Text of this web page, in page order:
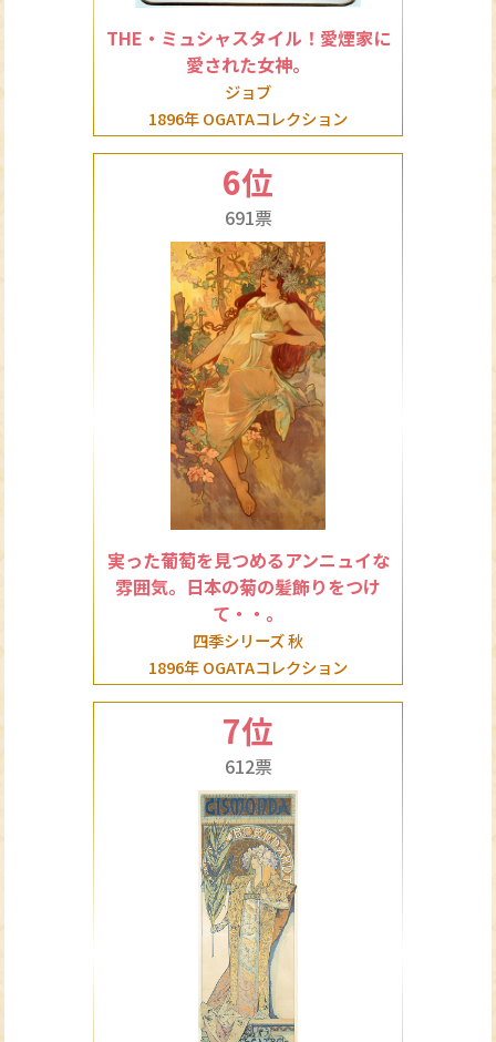
THE・ミュシャスタイル！愛煙家に
愛された女神。
ジョブ
1896年 OGATAコレクション
6位
691票
実った葡萄を見つめるアンニュイな
雰囲気。日本の菊の髪飾りをつけ
て・・。
四季シリーズ 秋
1896年 OGATAコレクション
7位
612票